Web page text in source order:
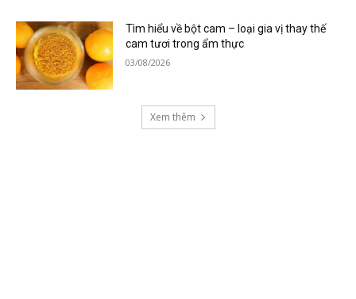
Tìm hiểu về bột cam – loại gia vị thay thế
cam tươi trong ẩm thực
03/08/2026
Xem thêm